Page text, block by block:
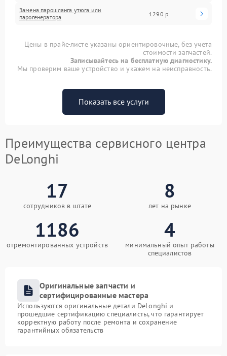
Замена парошланга утюга или
парогенератора
1290 р
Цены в прайс-листе указаны ориентировочные, без учета
стоимости запчастей.
Записывайтесь на бесплатную диагностику.
Мы проверим ваше устройство и укажем на неисправность.
Показать все услуги
Преимущества сервисного центра
DeLonghi
17
сотрудников в штате
8
лет на рынке
1186
отремонтированных устройств
4
минимальный опыт работы
специалистов
Оригинальные запчасти и
сертифицированные мастера
Используются оригинальные детали DeLonghi и
прошедшие сертификацию специалисты, что гарантирует
корректную работу после ремонта и сохранение
гарантийных обязательств